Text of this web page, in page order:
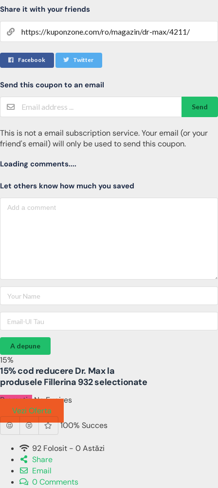
Share it with your friends
Facebook Twitter
Send this coupon to an email
Send
This is not a email subscription service. Your email (or your
friend's email) will only be used to send this coupon.
Loading comments....
Let others know how much you saved
A depune
15%
15% cod reducere Dr. Max la
produsele Fillerina 932 selectionate
PromotieNo Expires
Vezi Oferta
100% Succes
92 Folosit - 0 Astăzi
Share
Email
0 Comments